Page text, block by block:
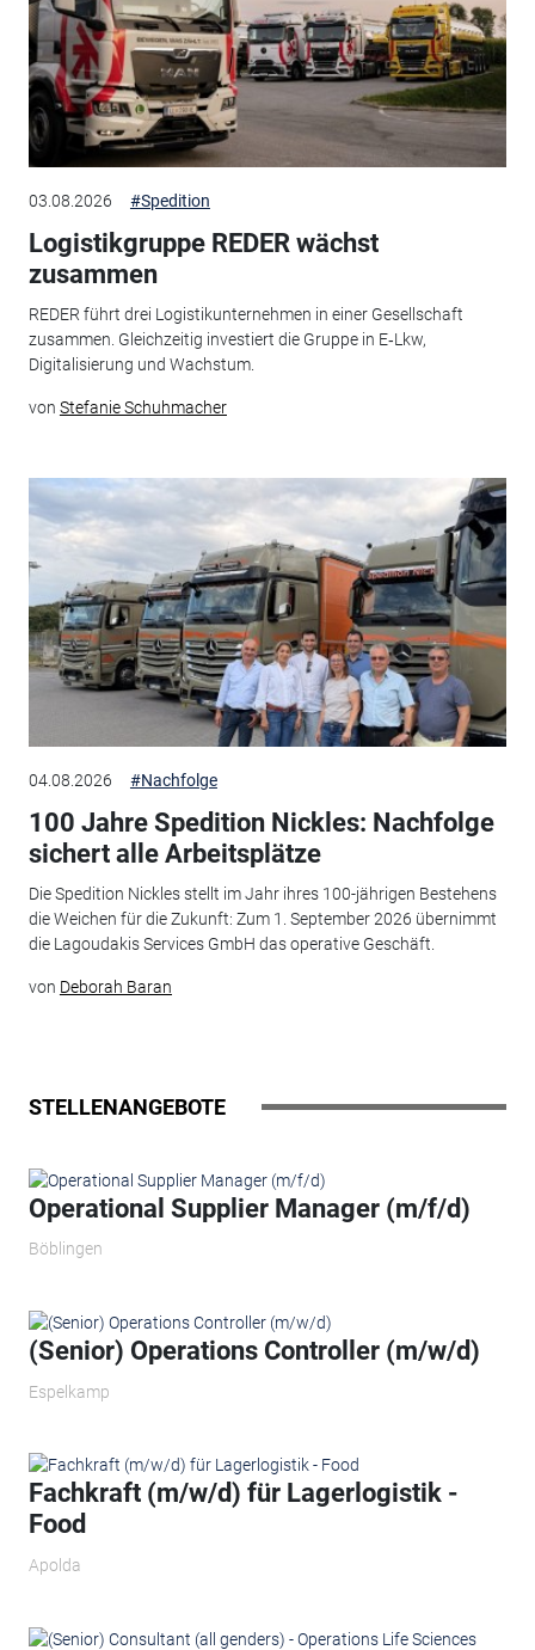
03.08.2026 #Spedition
Logistikgruppe REDER wächst
zusammen
REDER führt drei Logistikunternehmen in einer Gesellschaft
zusammen. Gleichzeitig investiert die Gruppe in E‑Lkw,
Digitalisierung und Wachstum.
von Stefanie Schuhmacher
04.08.2026 #Nachfolge
100 Jahre Spedition Nickles: Nachfolge
sichert alle Arbeitsplätze
Die Spedition Nickles stellt im Jahr ihres 100-jährigen Bestehens
die Weichen für die Zukunft: Zum 1. September 2026 übernimmt
die Lagoudakis Services GmbH das operative Geschäft.
von Deborah Baran
STELLENANGEBOTE
Operational Supplier Manager (m/f/d)
Böblingen
(Senior) Operations Controller (m/w/d)
Espelkamp
Fachkraft (m/w/d) für Lagerlogistik -
Food
Apolda